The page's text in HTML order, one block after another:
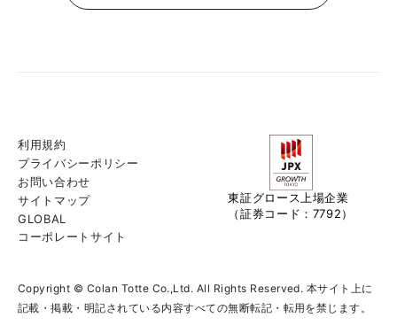
利用規約
プライバシーポリシー
お問い合わせ
サイトマップ
GLOBAL
コーポレートサイト
東証グロース上場企業
（証券コード：7792）
Copyright © Colan Totte Co.,Ltd. All Rights Reserved. 本サイト上に
記載・掲載・明記されている内容すべての無断転記・転用を禁じます。